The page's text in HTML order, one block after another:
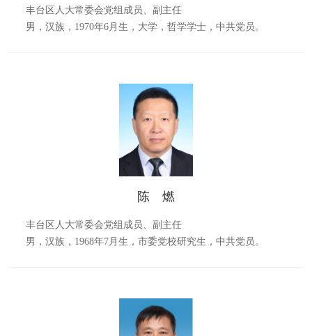
丰台区人大常委会党组成员、副主任
男，汉族， 1970年6月生，大学，哲学学士，中共党员。
陈 燃
丰台区人大常委会党组成员、副主任
男，汉族，1968年7月生，市委党校研究生，中共党员。